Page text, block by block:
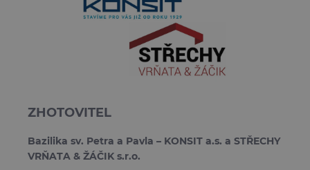
ZHOTOVITEL
Bazilika sv. Petra a Pavla – KONSIT a.s. a STŘECHY
VRŇATA & ŽÁČIK s.r.o.